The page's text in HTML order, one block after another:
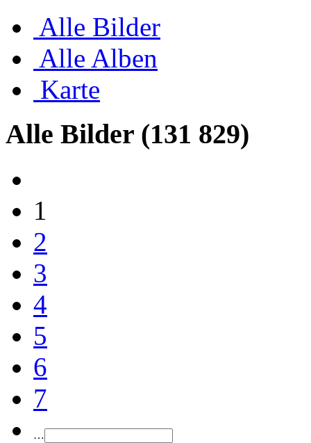
Alle Bilder
Alle Alben
Karte
Alle Bilder (131 829)
1
2
3
4
5
6
7
…